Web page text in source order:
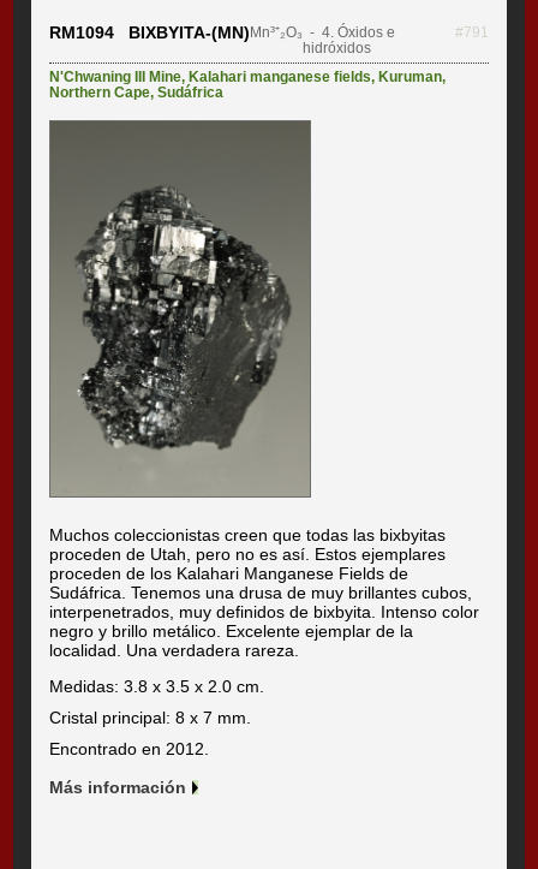
RM1094 BIXBYITA-(MN)Mn³⁺₂O₃ - 4. Óxidos e
hidróxidos
#791
N'Chwaning III Mine,Kalahari manganese fields,Kuruman,
Northern Cape,Sudáfrica
Muchos coleccionistas creen que todas las bixbyitas
proceden de Utah, pero no es así. Estos ejemplares
proceden de los Kalahari Manganese Fields de
Sudáfrica. Tenemos una drusa de muy brillantes cubos,
interpenetrados, muy definidos de bixbyita. Intenso color
negro y brillo metálico. Excelente ejemplar de la
localidad. Una verdadera rareza.
Medidas: 3.8 x 3.5 x 2.0 cm.
Cristal principal: 8 x 7 mm.
Encontrado en 2012.
Más información